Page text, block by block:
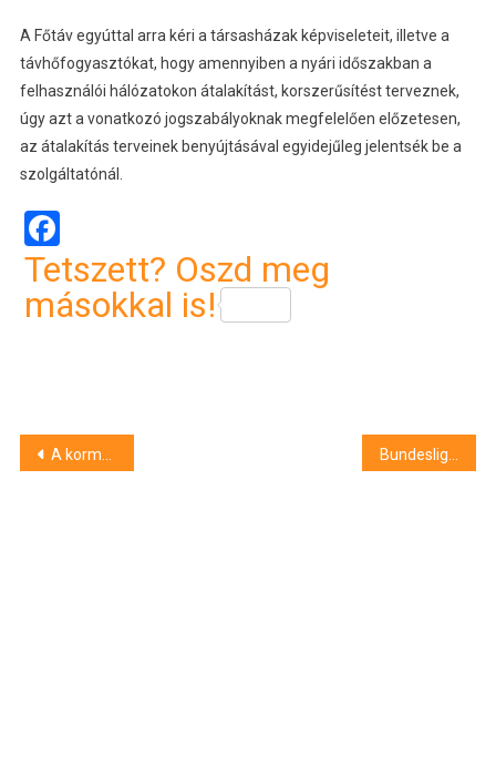
A Főtáv egyúttal arra kéri a társasházak képviseleteit, illetve a
távhőfogyasztókat, hogy amennyiben a nyári időszakban a
felhasználói hálózatokon átalakítást, korszerűsítést terveznek,
úgy azt a vonatkozó jogszabályoknak megfelelően előzetesen,
az átalakítás terveinek benyújtásával egyidejűleg jelentsék be a
szolgáltatónál.
Facebook
Tetszett? Oszd meg
másokkal is!
Bejegyzés
A kormányzó brit Munkáspárt súlyos vereséget szenvedett az angliai, walesi és skóciai választásokon